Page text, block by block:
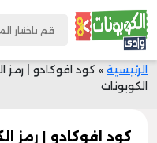
الرئيسية »
الكوبونات